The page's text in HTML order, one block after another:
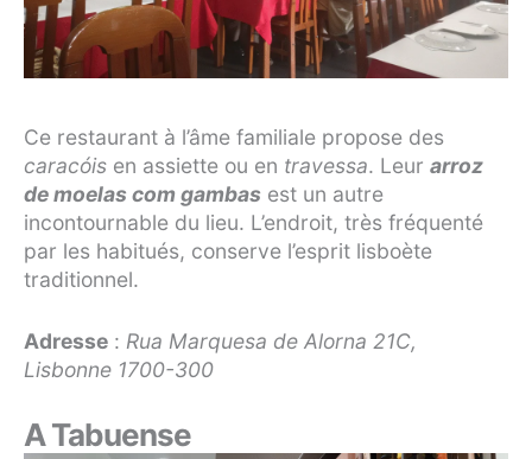
Ce restaurant à l’âme familiale propose des
caracóis en assiette ou en travessa. Leur arroz
de moelas com gambas est un autre
incontournable du lieu. L’endroit, très fréquenté
par les habitués, conserve l’esprit lisboète
traditionnel.
Adresse : Rua Marquesa de Alorna 21C,
Lisbonne 1700-300
A Tabuense